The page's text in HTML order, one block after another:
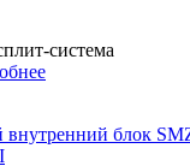
система